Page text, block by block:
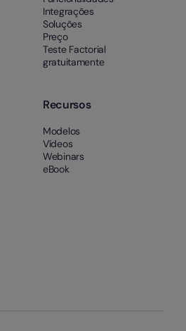
Integrações
Soluções
Preço
Teste Factorial
gratuitamente
Recursos
Modelos
Vídeos
Webinars
eBook